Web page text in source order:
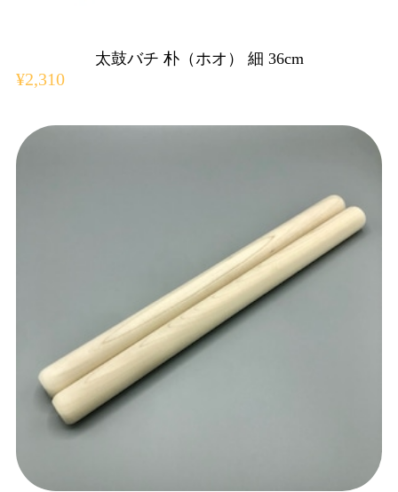
太鼓バチ 朴（ホオ） 細 36cm
¥2,310